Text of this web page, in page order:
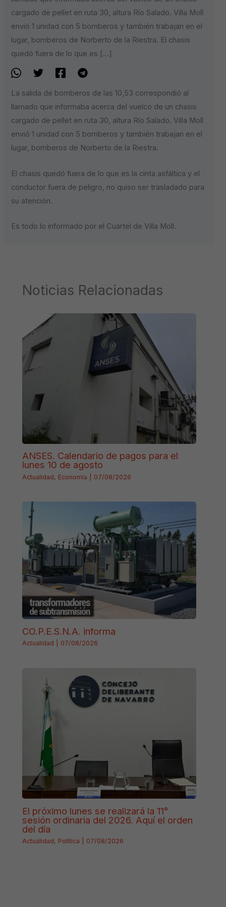
cargado de pellet en ruta 30, altura Río Salado. Villa Moll
envió 1 unidad con 5 bomberos y también trabajan en el
lugar, bomberos de Norberto de la Riestra. El chasis
quedó fuera de lo que es […]
La salida de bomberos de las 10,53 correspondió al
llamado que informaba acerca del vuelco de un chasis
cargado de pellet en ruta 30, altura Río Salado. Villa Moll
envió 1 unidad con 5 bomberos y también trabajan en el
lugar, bomberos de Norberto de la Riestra.
El chasis quedó fuera de lo que es la cinta asfáltica y el
conductor fuera de peligro, no quiso ser trasladado para
su atención.
Es todo lo informado por el Cuartel de Villa Moll.
Noticias Relacionadas
ANSES. Calendario de pagos para el
lunes 10 de agosto
Actualidad, Economía 07/08/2026
CO.P.E.S.N.A. informa
Actualidad 07/08/2026
El próximo lunes se realizará la 11°
sesión ordinaria del 2026. Aquí el orden
del día
Actualidad, Política 07/08/2026